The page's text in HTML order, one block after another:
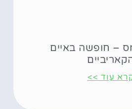
– חופשה באיים
עוד >>